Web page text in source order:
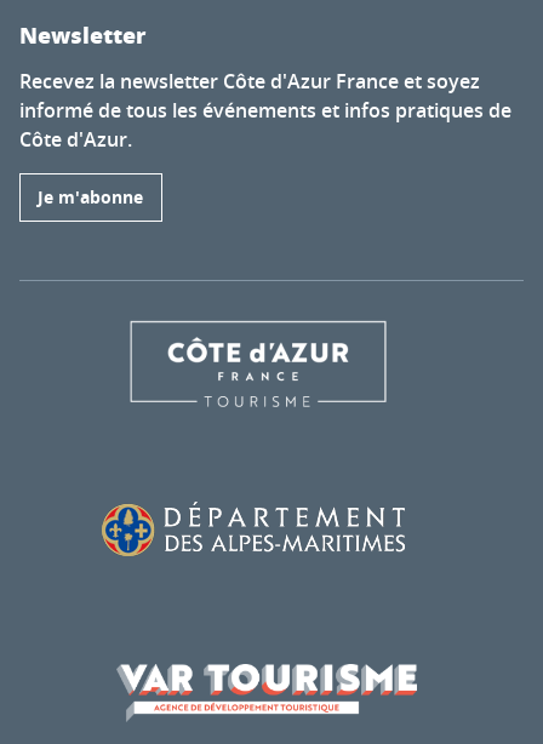
Newsletter
Recevez la newsletter Côte d'Azur France et soyez
informé de tous les événements et infos pratiques de
Côte d'Azur.
Je m'abonne